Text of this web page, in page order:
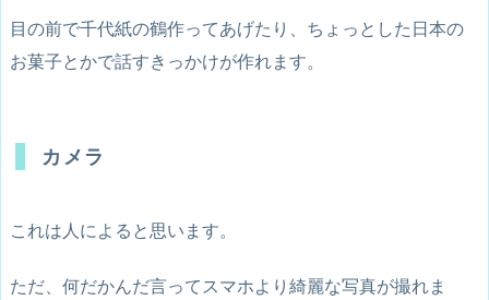
目の前で千代紙の鶴作ってあげたり、ちょっとした日本の
お菓子とかで話すきっかけが作れます。
カメラ
これは人によると思います。
ただ、何だかんだ言ってスマホより綺麗な写真が撮れま